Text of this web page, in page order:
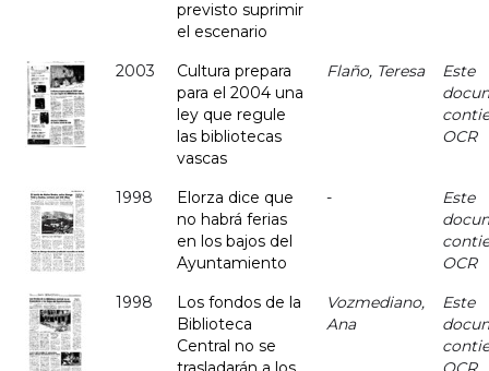
previsto suprimir
el escenario
2003
Cultura prepara
para el 2004 una
ley que regule
las bibliotecas
vascas
Flaño, Teresa
Este
OCR
1998
Elorza dice que
no habrá ferias
en los bajos del
Ayuntamiento
-
Este
OCR
1998
Los fondos de la
Biblioteca
Central no se
Vozmediano,
Ana
Este